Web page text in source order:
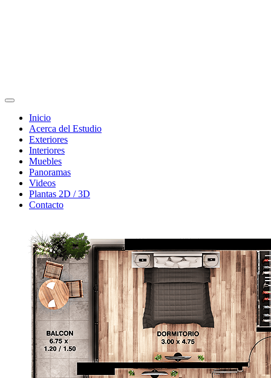
Inicio
Acerca del Estudio
Exteriores
Interiores
Muebles
Panoramas
Videos
Plantas 2D / 3D
Contacto